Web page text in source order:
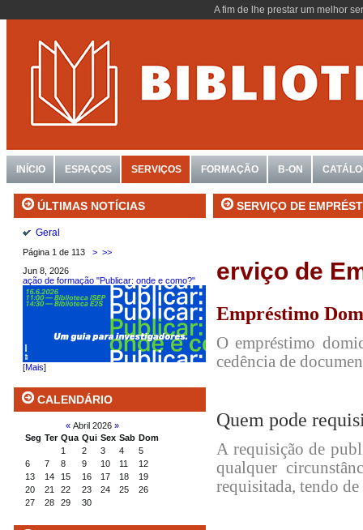
A fim de lhe prestar um melhor
INÍCIO ESPAÇOS SERVIÇOS FORMAÇÃO B-ON
ÚLTIMAS NOTÍCIAS
Geral
Página 1 de 113 > >>
Jun 8, 2026
ação de formação "Publicar: onde e como?"
[Mais]
CALENDÁRIO
«Abril 2026 »
Seg Ter Qua Qui Sex Sab Dom
1
2 3 4
5
6
7 8 9 10 11
12
13
14 15 16 17 18
19
20
21 22 23 24 25
26
27
28 29 30
SERVIÇO DE
erviço de
Empréstimo
O empréstimo
cedência de
Quem pode
A requisição de
qualquer
requisitada, tendo